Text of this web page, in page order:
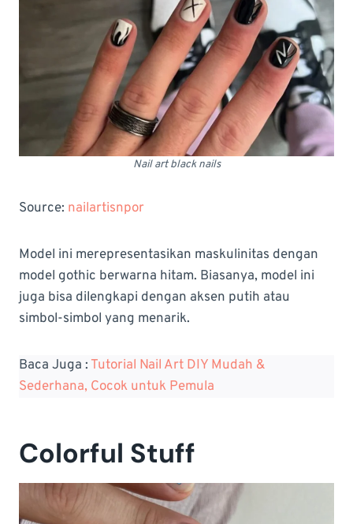
Nail art black nails
Source: nailartisnpor
Model ini merepresentasikan maskulinitas dengan
model gothic berwarna hitam. Biasanya, model ini
juga bisa dilengkapi dengan aksen putih atau
simbol-simbol yang menarik.
Baca Juga : Tutorial Nail Art DIY Mudah &
Sederhana, Cocok untuk Pemula
Colorful Stuff